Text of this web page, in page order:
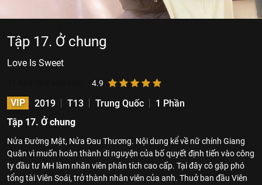
Tập 17. Ở chung
Love Is Sweet
4.9
VIP 2019 T13 Trung Quốc
1 Phần
Tập 17. Ở chung
Nửa Đường Mật, Nửa Đau Thương. Nội dung kể về nữ chính Giang
Quân vì muốn hoàn thành di nguyện của bố quyết định tiến vào công
ty đầu tư MH làm nhân viên phân tích cao cấp. Tại đây cô gặp phó
tổng tài Viên Soái, trở thành nhân viên của anh. Thuở ban đầu Viên